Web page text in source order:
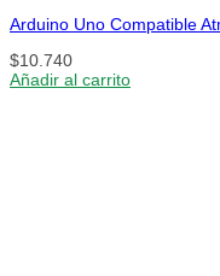
Arduino Uno Compatible
$10.740
Añadir al carrito